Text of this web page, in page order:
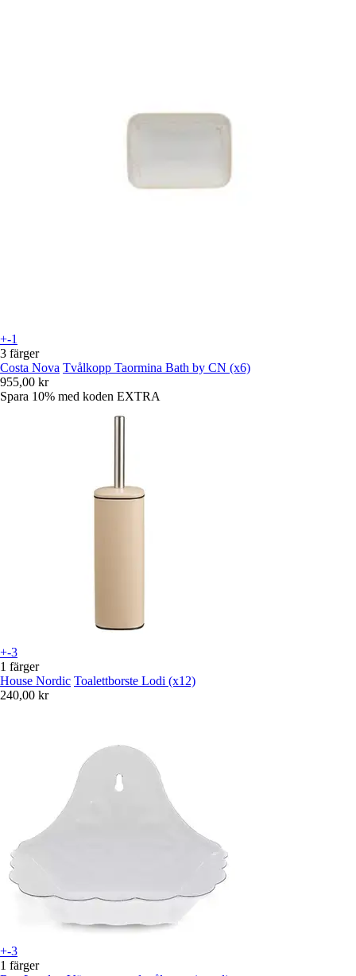
+-1
3 färger
Costa Nova Tvålkopp Taormina Bath by CN (x6)
955,00 kr
Spara 10% med koden EXTRA
+-3
1 färger
House Nordic Toalettborste Lodi (x12)
240,00 kr
+-3
1 färger